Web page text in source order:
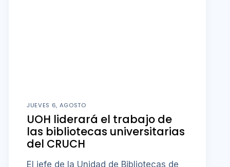
JUEVES 6, AGOSTO
UOH liderará el trabajo de
las bibliotecas universitarias
del CRUCH
El jefe de la Unidad de Bibliotecas de